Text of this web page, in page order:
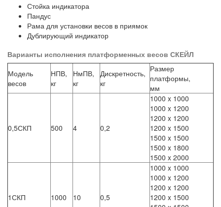
Стойка индикатора
Пандус
Рама для установки весов в приямок
Дублирующий индикатор
Варианты исполнения платформенных весов СКЕЙЛ
Модель
весов
НПВ,
кг
НмПВ,
кг
Дискретность,
кг
Размер
платформы,
мм
0,5СКП 500 4 0,2
1000 x 1000
1000 x 1200
1200 x 1200
1200 x 1500
1500 x 1500
1500 x 1800
1500 x 2000
1СКП 1000 10 0,5
1000 x 1000
1000 x 1200
1200 x 1200
1200 x 1500